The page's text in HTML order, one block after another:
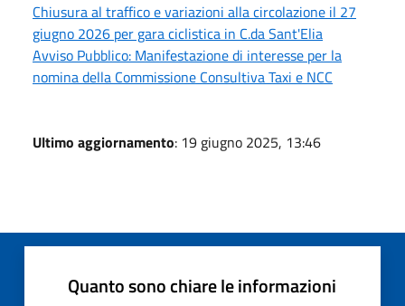
Chiusura al traffico e variazioni alla circolazione il 27
giugno 2026 per gara ciclistica in C.da Sant'Elia
Avviso Pubblico: Manifestazione di interesse per la
nomina della Commissione Consultiva Taxi e NCC
Ultimo aggiornamento: 19 giugno 2025, 13:46
Quanto sono chiare le informazioni